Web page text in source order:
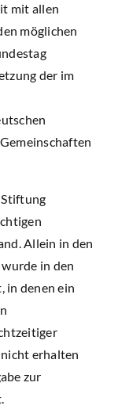
mit allen
möglichen
der im
Allein in den
in den
in denen ein
erhalten
zur